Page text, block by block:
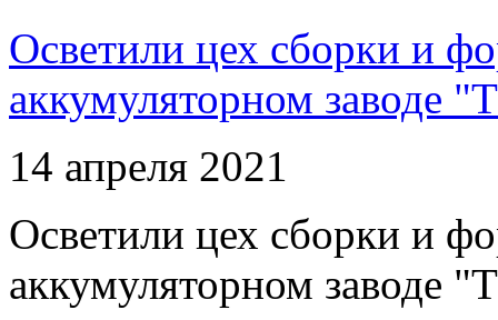
Осветили цех сборки и
аккумуляторном заводе
14 апреля 2021
Осветили цех сборки и
аккумуляторном заводе